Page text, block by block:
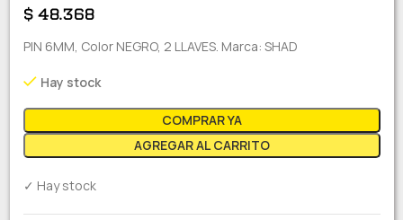
$48.368
PIN 6MM, Color NEGRO, 2 LLAVES. Marca: SHAD
Hay stock
AGREGAR AL CARRITO
COMPRAR YA
✓ Hay stock